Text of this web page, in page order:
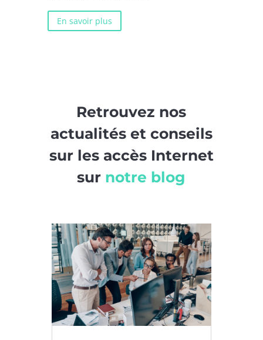
En savoir plus
Retrouvez nos
actualités et conseils
sur les accès Internet
sur notre blog